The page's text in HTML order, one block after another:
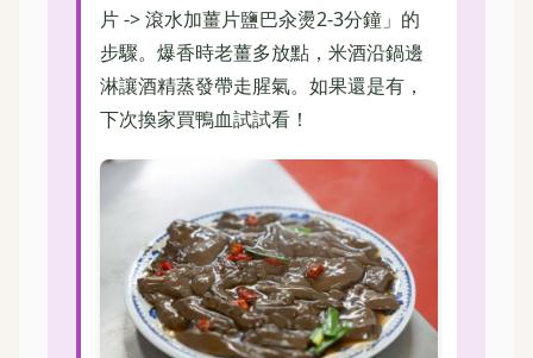
片 -> 滾水加薑片鹽巴汆燙2-3分鐘」的
步驟。爆香時老薑多放點，米酒沿鍋邊
淋讓酒精蒸發帶走腥氣。如果還是有，
下次換家買鴨血試試看！